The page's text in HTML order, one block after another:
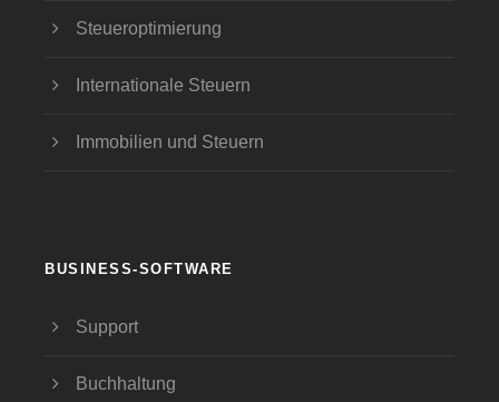
Steueroptimierung
Internationale Steuern
Immobilien und Steuern
BUSINESS-SOFTWARE
Support
Buchhaltung